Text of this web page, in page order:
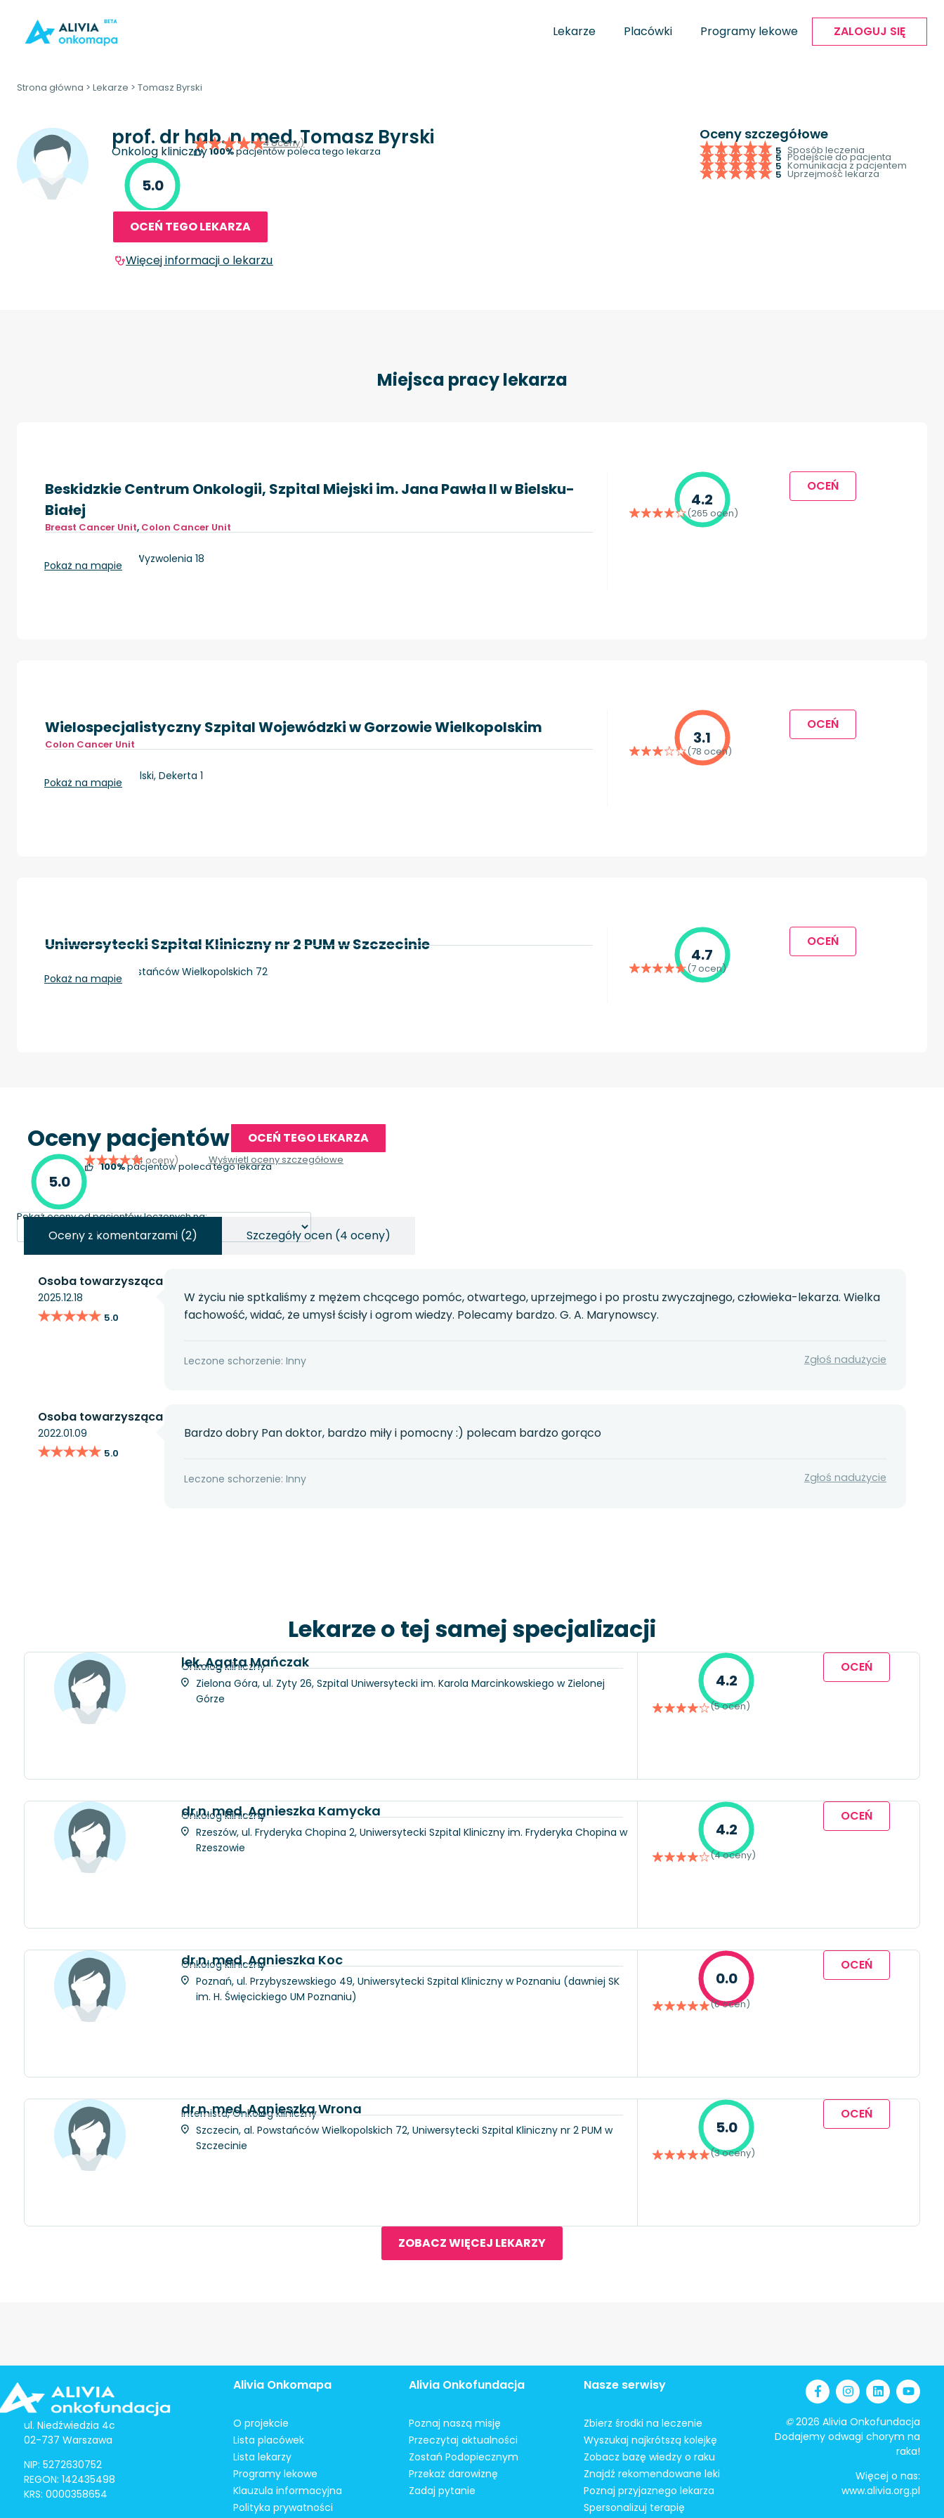
Lekarze Placówki Programy lekowe ZALOGUJ SIĘ
Strona główna > Lekarze > Tomasz Byrski
prof. dr hab. n. med.Tomasz Byrski
Onkolog kliniczny
5.0
(4 oceny)
100%pacjentów poleca tego lekarza
OCEŃ TEGO LEKARZA
Więcej informacji o lekarzu
Oceny szczegółowe
5 Sposób leczenia
5 Podejście do pacjenta
5 Komunikacja z pacjentem
5 Uprzejmość lekarza
Miejsca pracy lekarza
Beskidzkie Centrum Onkologii, Szpital Miejski im. Jana Pawła II w Bielsku-
Białej
Breast Cancer Unit, Colon Cancer Unit
Bielsko-Biała, ul. Wyzwolenia 18
Pokaż na mapie
4.2
(265 ocen)
OCEŃ
Wielospecjalistyczny Szpital Wojewódzki w Gorzowie Wielkopolskim
Colon Cancer Unit
Gorzów Wielkopolski, Dekerta 1
Pokaż na mapie
3.1
(78 ocen)
OCEŃ
Uniwersytecki Szpital Kliniczny nr 2 PUM w Szczecinie
Szczecin, al. Powstańców Wielkopolskich 72
Pokaż na mapie
4.7
(7 ocen)
OCEŃ
Oceny pacjentów OCEŃ TEGO LEKARZA
5.0
(4 oceny)
100%pacjentów poleca tego lekarza
Wyświetl oceny szczegółowe
Pokaż oceny od pacjentów leczonych na:
Oceny z komentarzami (2) Szczegóły ocen (4 oceny)
Osoba towarzysząca
2025.12.18
★★★★★
★★★★★ 5.0
W życiu nie sptkaliśmy z mężem chcącego pomóc, otwartego, uprzejmego i po prostu zwyczajnego, człowieka-lekarza. Wielka
fachowość, widać, że umysł ścisły i ogrom wiedzy. Polecamy bardzo. G. A. Marynowscy.
Leczone schorzenie: Inny Zgłoś nadużycie
Osoba towarzysząca
2022.01.09
★★★★★
★★★★★ 5.0
Bardzo dobry Pan doktor, bardzo miły i pomocny :) polecam bardzo gorąco
Leczone schorzenie: Inny Zgłoś nadużycie
Lekarze o tej samej specjalizacji
lek. Agata Mańczak
Onkolog kliniczny
Zielona Góra, ul. Zyty 26, Szpital Uniwersytecki im. Karola Marcinkowskiego w Zielonej
Górze
4.2
(5 ocen)
OCEŃ
dr n. med. Agnieszka Kamycka
Onkolog kliniczny
Rzeszów, ul. Fryderyka Chopina 2, Uniwersytecki Szpital Kliniczny im. Fryderyka Chopina w
Rzeszowie
4.2
(4 oceny)
OCEŃ
dr n. med. Agnieszka Koc
Onkolog kliniczny
Poznań, ul. Przybyszewskiego 49, Uniwersytecki Szpital Kliniczny w Poznaniu (dawniej SK
im. H. Święcickiego UM Poznaniu)
0.0
(0 ocen)
OCEŃ
dr n. med. Agnieszka Wrona
Internista, Onkolog kliniczny
Szczecin, al. Powstańców Wielkopolskich 72, Uniwersytecki Szpital Kliniczny nr 2 PUM w
Szczecinie
5.0
(3 oceny)
OCEŃ
ZOBACZ WIĘCEJ LEKARZY
ul. Niedźwiedzia 4c
02-737 Warszawa
NIP: 5272630752
REGON: 142435498
KRS: 0000358654
Alivia Onkomapa
O projekcie
Lista placówek
Lista lekarzy
Programy lekowe
Klauzula informacyjna
Polityka prywatności
Alivia Onkofundacja
Poznaj naszą misję
Przeczytaj aktualności
Zostań Podopiecznym
Przekaż darowiznę
Zadaj pytanie
Nasze serwisy
Zbierz środki na leczenie
Wyszukaj najkrótszą kolejkę
Zobacz bazę wiedzy o raku
Znajdź rekomendowane leki
Poznaj przyjaznego lekarza
Spersonalizuj terapię
©2026 Alivia Onkofundacja
Dodajemy odwagi chorym na
raka!
Więcej o nas:
www.alivia.org.pl